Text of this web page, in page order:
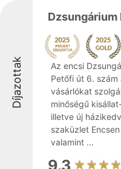
Díjazottak
Az encsi
Petőfi út 6.
vásárlókat
minőségű
illetve új
szaküzlet
valamint ...
9.3